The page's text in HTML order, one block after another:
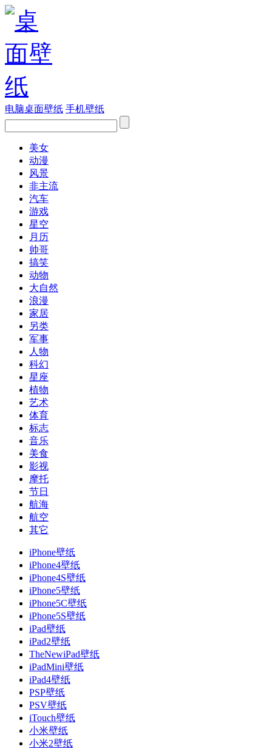
电脑桌面壁纸 手机壁纸
美女
动漫
风景
非主流
汽车
游戏
星空
月历
帅哥
搞笑
动物
大自然
浪漫
家居
另类
军事
人物
科幻
星座
植物
艺术
体育
标志
音乐
美食
影视
摩托
节日
航海
航空
其它
iPhone壁纸
iPhone4壁纸
iPhone4S壁纸
iPhone5壁纸
iPhone5C壁纸
iPhone5S壁纸
iPad壁纸
iPad2壁纸
TheNewiPad壁纸
iPadMini壁纸
iPad4壁纸
PSP壁纸
PSV壁纸
iTouch壁纸
小米壁纸
小米2壁纸